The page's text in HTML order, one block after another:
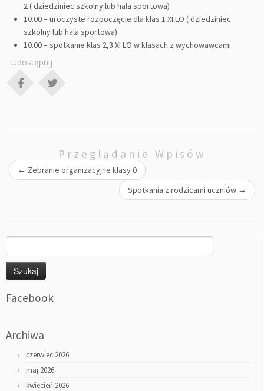
2 ( dziedziniec szkolny lub hala sportowa)
10.00 – uroczyste rozpoczęcie dla klas 1 XI LO ( dziedziniec
szkolny lub hala sportowa)
10.00 – spotkanie klas 2,3 XI LO w klasach z wychowawcami
Udostępnij
Przeglądanie Wpisów
← Zebranie organizacyjne klasy 0
Spotkania z rodzicami uczniów →
Facebook
Archiwa
czerwiec 2026
maj 2026
kwiecień 2026